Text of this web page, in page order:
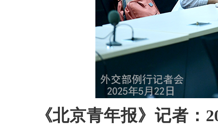
《北京青年报》记者：